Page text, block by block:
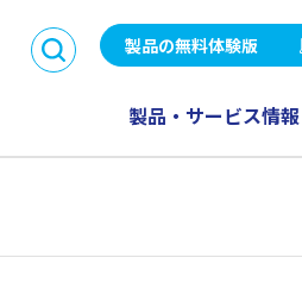
製品の無料体験版
製品・サービス情報
SMILE V Air / SMILE V 2nd
販売
事業所一覧 決算公告
パート